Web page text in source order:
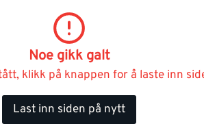
Noe gikk galt
klikk på knappen for å laste inn
Last inn siden på nytt